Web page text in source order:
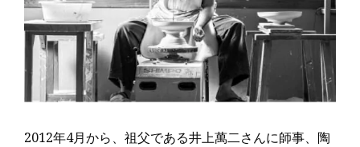
2012年4月から、祖父である井上萬二さんに師事、陶